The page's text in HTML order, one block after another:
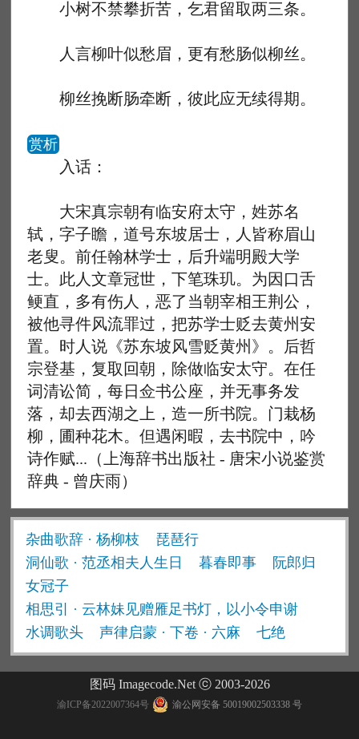
小树不禁攀折苦，乞君留取两三条。
人言柳叶似愁眉，更有愁肠似柳丝。
柳丝挽断肠牵断，彼此应无续得期。
赏析
入话：
大宋真宗朝有临安府太守，姓苏名
轼，字子瞻，道号东坡居士，人皆称眉山
老叟。前任翰林学士，后升端明殿大学
士。此人文章冠世，下笔珠玑。为因口舌
鲠直，多有伤人，恶了当朝宰相王荆公，
被他寻件风流罪过，把苏学士贬去黄州安
置。时人说《苏东坡风雪贬黄州》。后哲
宗登基，复取回朝，除做临安太守。在任
词清讼简，每日佥书公座，并无事务发
落，却去西湖之上，造一所书院。门栽杨
柳，圃种花木。但遇闲暇，去书院中，吟
诗作赋...（上海辞书出版社 - 唐宋小说鉴赏
辞典 - 曾庆雨）
杂曲歌辞 · 杨柳枝
琵琶行
洞仙歌 · 范丞相夫人生日
暮春即事
阮郎归
女冠子
相思引 · 云林妹见赠雁足书灯，以小令申谢
水调歌头
声律启蒙 · 下卷 · 六麻 七绝
图码 Imagecode.Net ⓒ 2003-2026
渝ICP备2022007364号 渝公网安备 50019002503338 号